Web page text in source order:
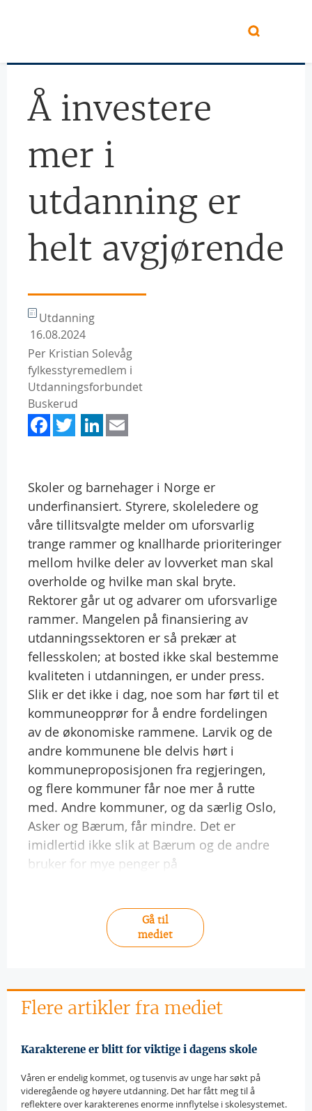
Å investere
mer i
utdanning er
helt avgjørende
Utdanning
16.08.2024
Per Kristian Solevåg
fylkesstyremedlem i
Utdanningsforbundet
Buskerud
Facebook
TwitterLinkedIn
Skoler og barnehager i Norge er
underfinansiert. Styrere, skoleledere og
våre tillitsvalgte melder om uforsvarlig
trange rammer og knallharde prioriteringer
mellom hvilke deler av lovverket man skal
overholde og hvilke man skal bryte.
Rektorer går ut og advarer om uforsvarlige
rammer. Mangelen på finansiering av
utdanningssektoren er så prekær at
fellesskolen; at bosted ikke skal bestemme
kvaliteten i utdanningen, er under press.
Slik er det ikke i dag, noe som har ført til et
kommuneopprør for å endre fordelingen
av de økonomiske rammene. Larvik og de
andre kommunene ble delvis hørt i
kommuneproposisjonen fra regjeringen,
og flere kommuner får noe mer å rutte
med. Andre kommuner, og da særlig Oslo,
Asker og Bærum, får mindre. Det er
imidlertid ikke slik at Bærum og de andre
bruker for mye penger på
Gå til
mediet
Flere artikler fra mediet
Karakterene er blitt for viktige i dagens skole
Våren er endelig kommet, og tusenvis av unge har søkt på
videregående og høyere utdanning. Det har fått meg til å
reflektere over karakterenes enorme innflytelse i skolesystemet.